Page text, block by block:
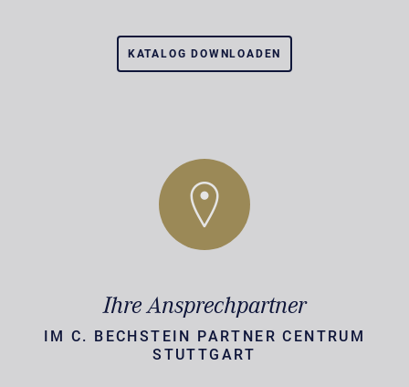
KATALOG DOWNLOADEN
Ihre Ansprechpartner
IM C. BECHSTEIN PARTNER CENTRUM
STUTTGART